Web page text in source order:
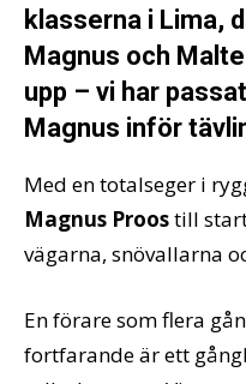
klasserna i Lima,
Magnus och
upp – vi har
Magnus inför
Med en totalseger i
Magnus Proostill
vägarna, snövallarna
En förare som flera
fortfarande är ett